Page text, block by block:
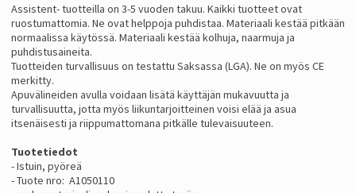
Assistent- tuotteilla on 3-5 vuoden takuu. Kaikki tuotteet ovat
ruostumattomia. Ne ovat helppoja puhdistaa. Materiaali kestää pitkään
normaalissa käytössä. Materiaali kestää kolhuja, naarmuja ja
puhdistusaineita.
Tuotteiden turvallisuus on testattu Saksassa (LGA). Ne on myös CE
merkitty.
Apuvälineiden avulla voidaan lisätä käyttäjän mukavuutta ja
turvallisuutta, jotta myös liikuntarjoitteinen voisi elää ja asua
itsenäisesti ja riippumattomana pitkälle tulevaisuuteen.
Tuotetiedot
- Istuin, pyöreä
- Tuote nro: A1050110